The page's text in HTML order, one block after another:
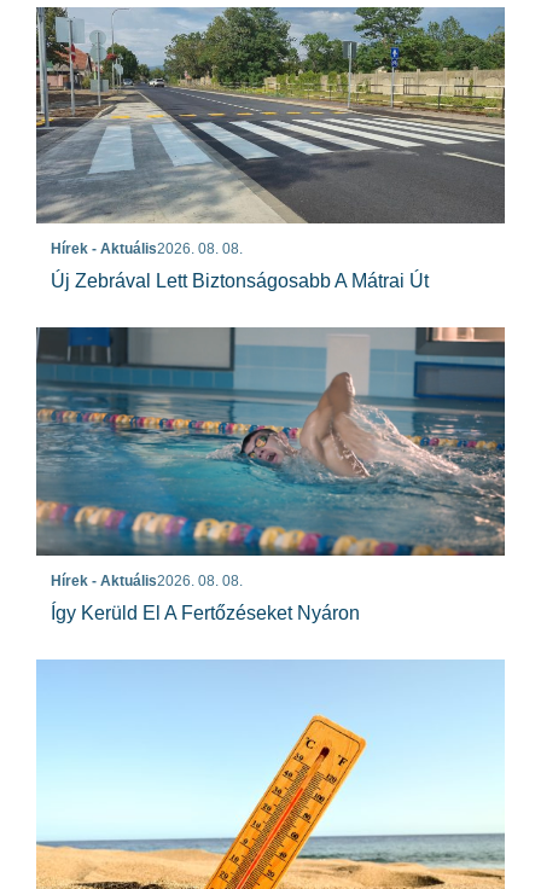
Hírek - Aktuális2026. 08. 08.
Új Zebrával Lett Biztonságosabb A Mátrai Út
Hírek - Aktuális2026. 08. 08.
Így Kerüld El A Fertőzéseket Nyáron